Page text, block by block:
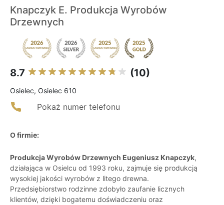
Knapczyk E. Produkcja Wyrobów
Drzewnych
8.7 (10)
Osielec, Osielec 610
Pokaż numer telefonu
O firmie:
Produkcja Wyrobów Drzewnych Eugeniusz Knapczyk,
działająca w Osielcu od 1993 roku, zajmuje się produkcją
wysokiej jakości wyrobów z litego drewna.
Przedsiębiorstwo rodzinne zdobyło zaufanie licznych
klientów, dzięki bogatemu doświadczeniu oraz